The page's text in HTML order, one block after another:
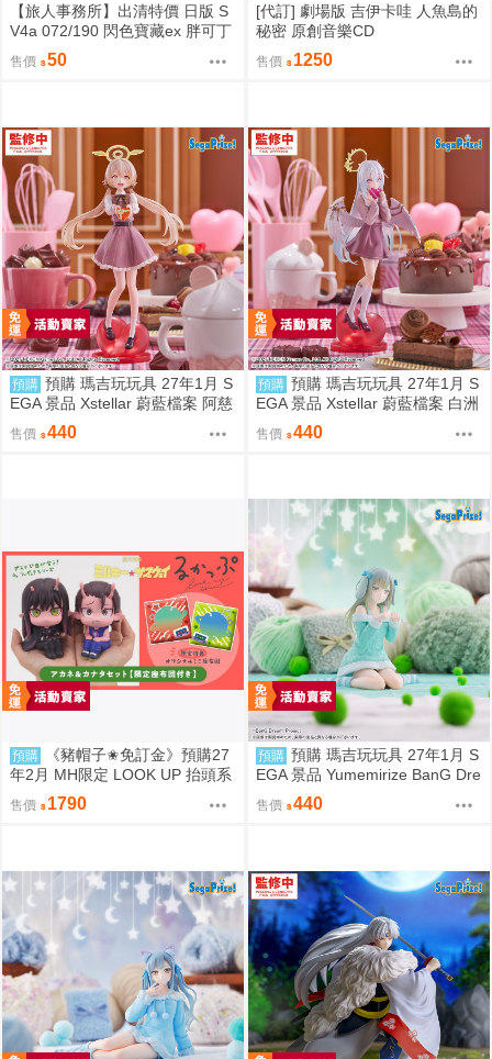
【旅人事務所】出清特價 日版 S
V4a 072/190 閃色寶藏ex 胖可丁
閃卡 PTCG 寶可夢 卡牌【原售價
200元 特價50元】
售價 50
[代訂] 劇場版 吉伊卡哇 人魚島的
秘密 原創音樂CD
售價 1250
預購 預購 瑪吉玩玩具 27年1月 S
EGA 景品 Xstellar 蔚藍檔案 阿慈
谷日富美 ～Happy Valentine!!～
售價 440
預購 預購 瑪吉玩玩具 27年1月 S
EGA 景品 Xstellar 蔚藍檔案 白洲
梓 ～Happy Valentine!!～
售價 440
預購
《豬帽子✬免訂金》預購27
年2月 MH限定 LOOK UP 抬頭系
列 銀河特急Milky☆Subway 朱音
&鐵多 套組 0812
售價 1790
預購 預購 瑪吉玩玩具 27年1月 S
EGA 景品 Yumemirize BanG Dre
am! 若葉睦 睡衣
售價 440